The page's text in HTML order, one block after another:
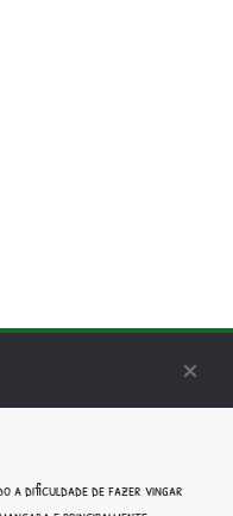
Compostagem
a dificuldade de fazer vingar